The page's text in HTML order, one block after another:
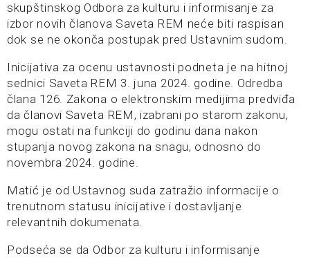
skupštinskog Odbora za kulturu i informisanje za
izbor novih članova Saveta REM neće biti raspisan
dok se ne okonča postupak pred Ustavnim sudom.
Inicijativa za ocenu ustavnosti podneta je na hitnoj
sednici Saveta REM 3. juna 2024. godine. Odredba
člana 126. Zakona o elektronskim medijima predviđa
da članovi Saveta REM, izabrani po starom zakonu,
mogu ostati na funkciji do godinu dana nakon
stupanja novog zakona na snagu, odnosno do
novembra 2024. godine.
Matić je od Ustavnog suda zatražio informacije o
trenutnom statusu inicijative i dostavljanje
relevantnih dokumenata.
Podseća se da Odbor za kulturu i informisanje